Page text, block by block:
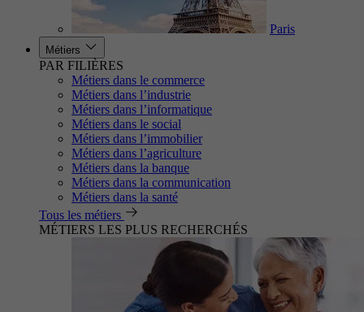
Paris
Métiers
PAR FILIÈRES
Métiers dans le commerce
Métiers dans l’industrie
Métiers dans l’informatique
Métiers dans le social
Métiers dans l’immobilier
Métiers dans l’agriculture
Métiers dans la banque
Métiers dans la communication
Métiers dans la santé
Tous les métiers
MÉTIERS LES PLUS RECHERCHÉS